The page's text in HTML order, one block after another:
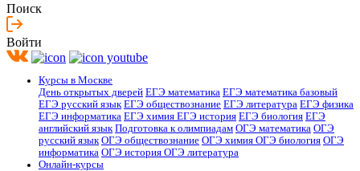
Поиск
Войти
Курсы в Москве
День открытых дверей ЕГЭ математика ЕГЭ математика базовый
ЕГЭ русский язык ЕГЭ обществознание ЕГЭ литература ЕГЭ физика
ЕГЭ информатика ЕГЭ химия ЕГЭ история ЕГЭ биология ЕГЭ
английский язык Подготовка к олимпиадам ОГЭ математика ОГЭ
русский язык ОГЭ обществознание ОГЭ химия ОГЭ биология ОГЭ
информатика ОГЭ история ОГЭ литература
Онлайн-курсы